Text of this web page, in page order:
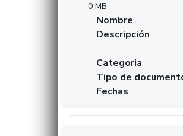
0 MB
Nombre
Descripción
Categoria
Tipo de
Fechas